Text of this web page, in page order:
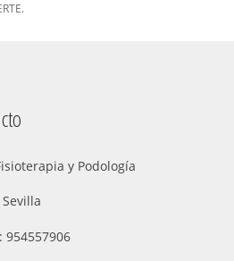
y Podología
954557906